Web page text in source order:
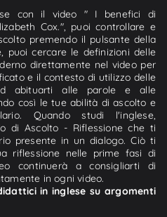
con il video " I benefici di
Cox.", puoi controllare e
premendo il pulsante della
puoi cercare le definizioni delle
direttamente nel video per
e il contesto di utilizzo delle
abituarti alle parole e alle
così le tue abilità di ascolto e
Quando studi l'inglese,
di Ascolto - Riflessione che ti
presente in un dialogo. Ciò ti
riflessione nelle prime fasi di
continuerà a consigliarti di
in ogni video.
in inglese su argomenti